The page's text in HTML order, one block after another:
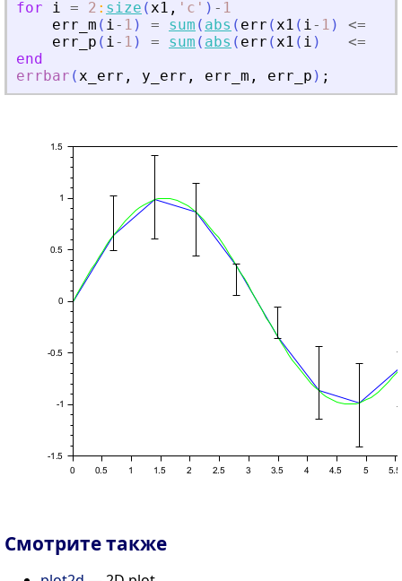
for
i = 2 : size (x1 , ' c ' ) - 1
err_m ( i- 1 ) = sum ( abs ( err (x1 ( i- 1 ) <=
err_p ( i- 1 ) = sum ( abs ( err (x1 ( i ) <=
end
errbar (x_err , y_err , err_m , err_p ) ;
Смотрите также